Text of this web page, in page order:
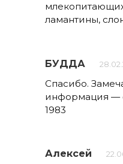
ламантины,
БУДДА
Спасибо.
информация —
1983
Алексей